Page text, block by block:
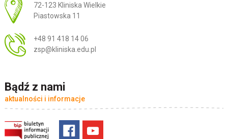
Adres pocztowy:
72-123 Kliniska Wielkie
Piastowska 11
+48 91 418 14 06
zsp@kliniska.edu.pl
Bądź z nami
aktualności i informacje